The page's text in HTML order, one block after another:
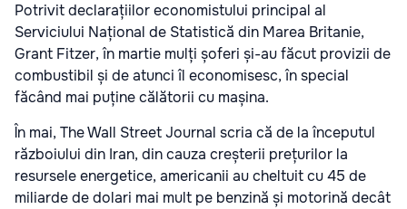
Potrivit declarațiilor economistului principal al
Serviciului Național de Statistică din Marea Britanie,
Grant Fitzer, în martie mulți șoferi și-au făcut provizii de
combustibil și de atunci îl economisesc, în special
făcând mai puține călătorii cu mașina.
În mai, The Wall Street Journal scria că de la începutul
războiului din Iran, din cauza creșterii prețurilor la
resursele energetice, americanii au cheltuit cu 45 de
miliarde de dolari mai mult pe benzină și motorină decât